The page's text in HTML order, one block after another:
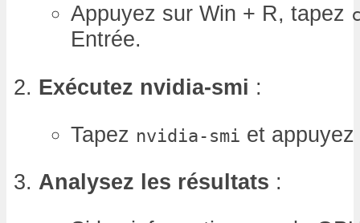
Appuyez sur Win + R, tapez
Entrée.
Exécutez nvidia-smi :
Tapez nvidia-smi et
Analysez les résultats :